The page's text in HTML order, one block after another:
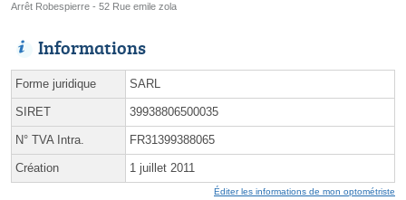
Arrêt Robespierre - 52 Rue emile zola
Informations
Forme juridique SARL
SIRET 39938806500035
N° TVA Intra. FR31399388065
Création 1 juillet 2011
Éditer les informations de mon optométriste